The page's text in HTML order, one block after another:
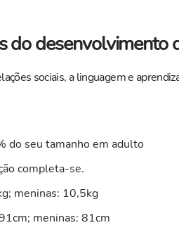
do desenvolvimento
sociais, a linguagem e
do seu tamanho em adulto
completa-se.
meninas: 10,5kg
meninas: 81cm